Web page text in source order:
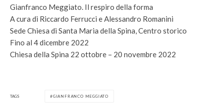
Gianfranco Meggiato. Il respiro della forma
A cura di Riccardo Ferrucci e Alessandro Romanini
Sede Chiesa di Santa Maria della Spina, Centro storico
Fino al 4 dicembre 2022
Chiesa della Spina 22 ottobre – 20 novembre 2022
TAGS GIANFRANCO MEGGIATO